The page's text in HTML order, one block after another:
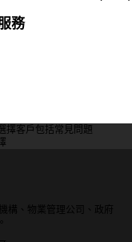
務
擇？
Polo恤，包括經典
些顏色能夠滿足不
XXL都有供應，
擇客戶包括常見問題
構、物業管理公司、政府